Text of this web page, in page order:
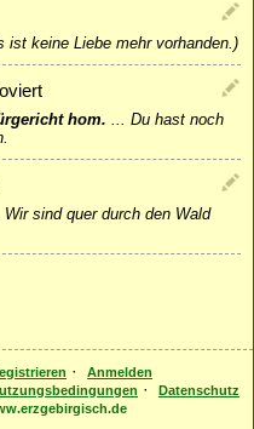
ist keine Liebe mehr vorhanden.)
hom. ... Du hast noch
Wir sind quer durch den Wald
·
Anmelden
·
Datenschutz